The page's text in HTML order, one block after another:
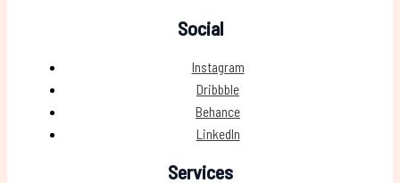
Social
Instagram
Dribbble
Behance
LinkedIn
Services